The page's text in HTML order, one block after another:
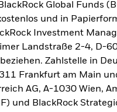
Global Funds
und in
Investment
Landstraße 2-4, D-
Zahlstelle in
Frankfurt am Main
AG, A-1030 Wien,
und BlackRock